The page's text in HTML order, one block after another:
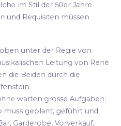
im Stil der 50er Jahre
und Requisiten müssen
unter der Regie von
Leitung von René
die Beiden durch die
warten grosse Aufgaben:
muss geplant, geführt und
Garderobe, Vorverkauf,